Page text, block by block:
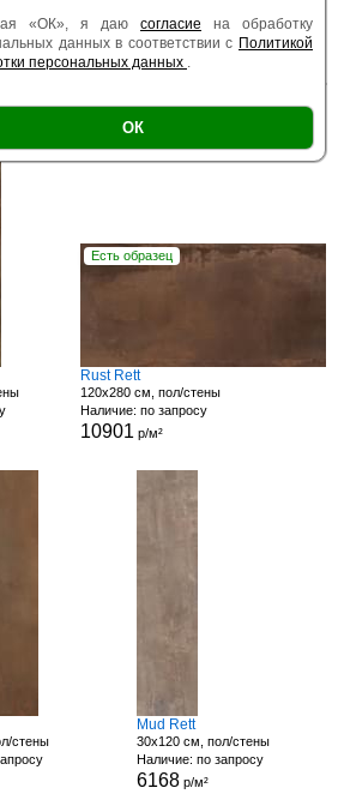
«ОК», я даю согласие на обработку
данных в соответствии с Политикой
персональных данных .
ОК
| Поверхность |
Есть образец
Rust Rett
120x280 см, пол/стены
Наличие: по запросу
10901 р/м²
стены
Mud Rett
30x120 см, пол/стены
Наличие: по запросу
6168р/м²